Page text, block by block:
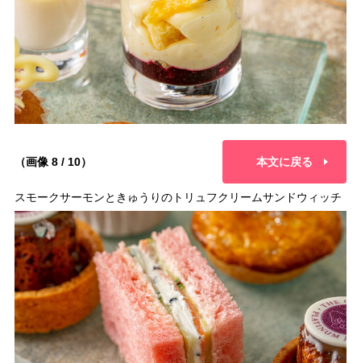
（画像 8 / 10） 本文に戻る
スモークサーモンときゅうりのトリュフクリームサンドウィッチ